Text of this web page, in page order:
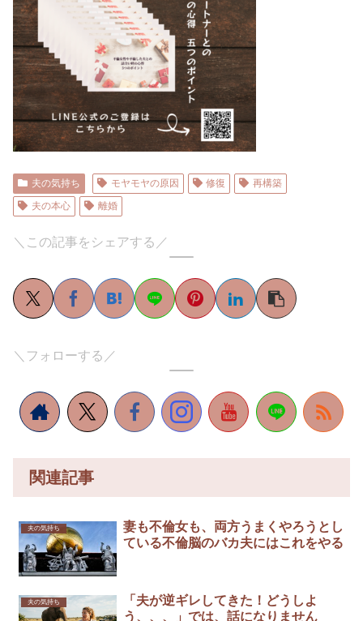
夫の気持ち モヤモヤの原因 修復
再構築
夫の本心
離婚
＼この記事をシェアする／
＼フォローする／
関連記事
夫の気持ち
妻も不倫女も、両方うまくやろうとし
ている不倫脳のバカ夫にはこれをやる
夫の気持ち
「夫が逆ギレしてきた！どうしよ
う、、、」では、話になりません